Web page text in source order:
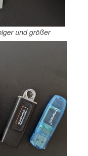
und größer